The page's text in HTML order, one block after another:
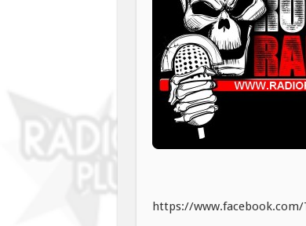
https://www.facebook.com/